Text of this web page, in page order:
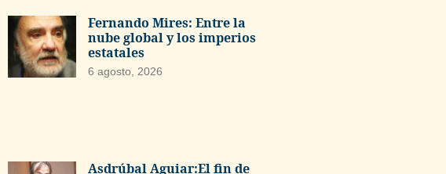
Fernando Mires: Entre la
nube global y los imperios
estatales
6 agosto, 2026
Asdrúbal Aguiar:El fin de